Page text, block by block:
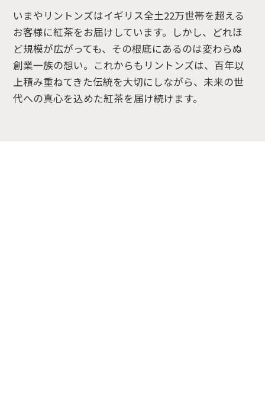
いまやリントンズはイギリス全土22万世帯を超える
お客様に紅茶をお届けしています。しかし、どれほ
ど規模が広がっても、その根底にあるのは変わらぬ
創業一族の想い。これからもリントンズは、百年以
上積み重ねてきた伝統を大切にしながら、未来の世
代への真心を込めた紅茶を届け続けます。